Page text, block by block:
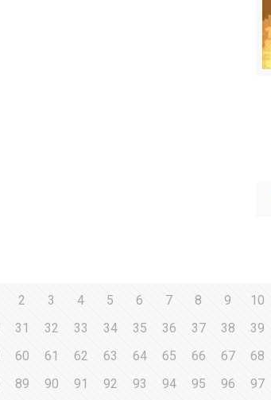
2 3 4 5 6 7 8 9 10
31 32 33 34 35 36 37 38 39
60 61 62 63 64 65 66 67 68
89 90 91 92 93 94 95 96 97